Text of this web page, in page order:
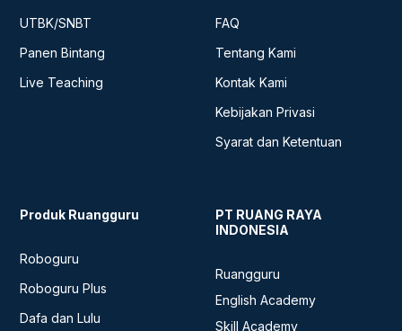
UTBK/SNBT
Panen Bintang
Live Teaching
FAQ
Tentang Kami
Kontak Kami
Kebijakan Privasi
Syarat dan Ketentuan
Produk Ruangguru
Roboguru
Roboguru Plus
Dafa dan Lulu
PT RUANG RAYA
INDONESIA
Ruangguru
English Academy
Skill Academy